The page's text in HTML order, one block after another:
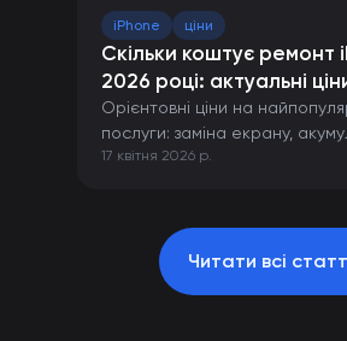
iPhone ціни
Скільки коштує ремонт
2026 році: актуальні
Орієнтовні ціни на
послуги: заміна екрану,
камери та інших компонентів
17 квітня 2026 р.
Читати всі